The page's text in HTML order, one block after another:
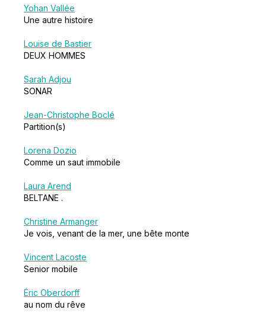
Yohan Vallée
Une autre histoire
Louise de Bastier
DEUX HOMMES
Sarah Adjou
SONAR
Jean-Christophe Boclé
Partition(s)
Lorena Dozio
Comme un saut immobile
Laura Arend
BELTANE .
Christine Armanger
Je vois, venant de la mer, une bête monte
Vincent Lacoste
Senior mobile
Éric Oberdorff
au nom du rêve